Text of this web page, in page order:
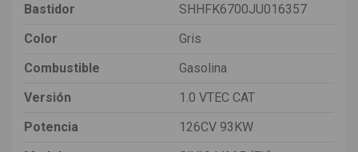
Bastidor
SHHFK6700JU016357
Color
Gris
Combustible
Gasolina
Versión
1.0 VTEC CAT
Potencia
126CV 93KW